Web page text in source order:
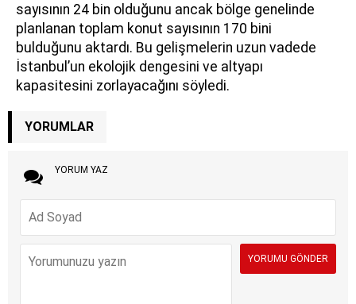
sayısının 24 bin olduğunu ancak bölge genelinde
planlanan toplam konut sayısının 170 bini
bulduğunu aktardı. Bu gelişmelerin uzun vadede
İstanbul’un ekolojik dengesini ve altyapı
kapasitesini zorlayacağını söyledi.
YORUMLAR
YORUM YAZ